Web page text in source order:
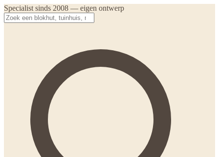
Specialist sinds 2008 — eigen ontwerp